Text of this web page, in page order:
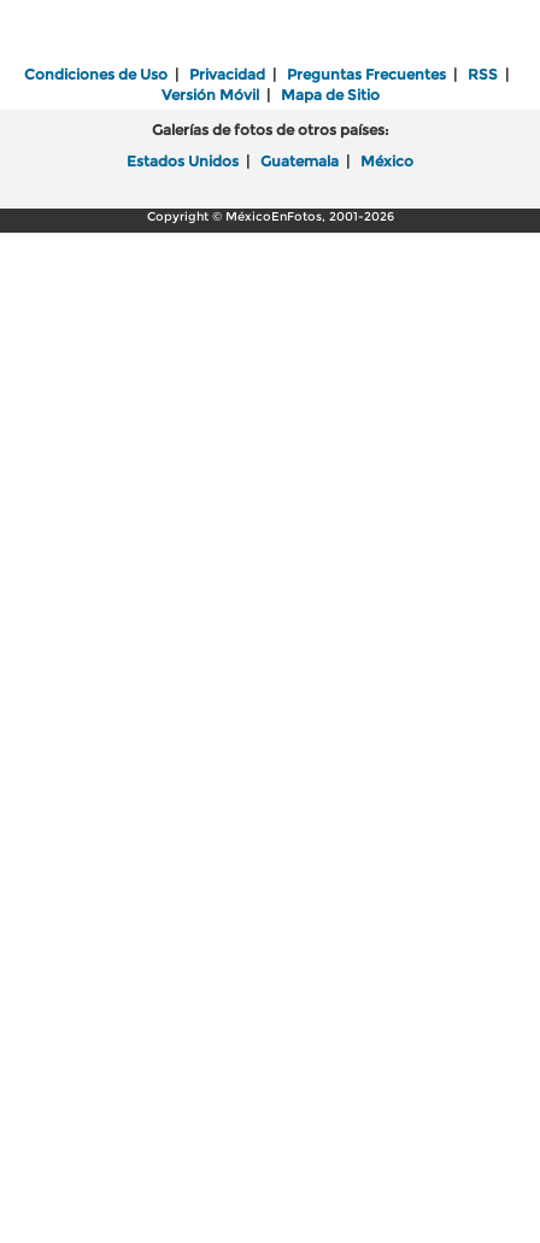
Condiciones de Uso | Privacidad | Preguntas Frecuentes | RSS |
Versión Móvil| Mapa de Sitio
Galerías de fotos de otros países:
Estados Unidos | Guatemala | México
Copyright © MéxicoEnFotos, 2001-2026